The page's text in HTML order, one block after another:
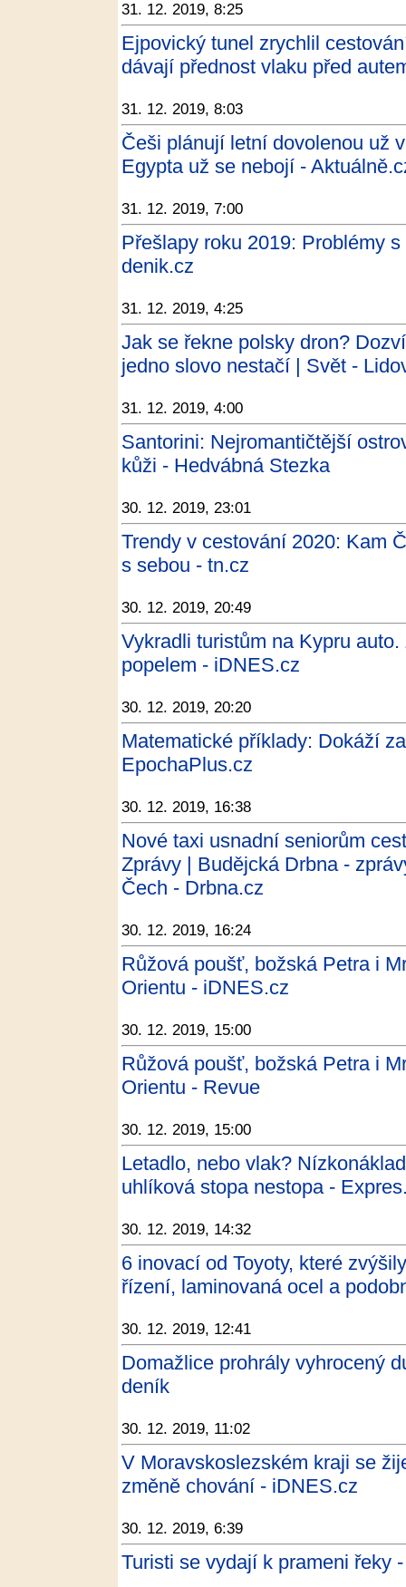
31. 12. 2019, 8:25
Ejpovický tunel zrychlil
dávají přednost vlaku před
31. 12. 2019, 8:03
Češi plánují letní dovolenou už
Egypta už se nebojí -
31. 12. 2019, 7:00
Přešlapy roku 2019: Problémy
denik.cz
31. 12. 2019, 4:25
Jak se řekne polsky dron?
jedno slovo nestačí | Svět -
31. 12. 2019, 4:00
Santorini: Nejromantičtější
kůži - Hedvábná Stezka
30. 12. 2019, 23:01
Trendy v cestování 2020: Kam
s sebou - tn.cz
30. 12. 2019, 20:49
Vykradli turistům na Kypru
popelem - iDNES.cz
30. 12. 2019, 20:20
Matematické příklady: Dokáží
EpochaPlus.cz
30. 12. 2019, 16:38
Nové taxi usnadní seniorům
Zprávy | Budějcká Drbna -
Čech - Drbna.cz
30. 12. 2019, 16:24
Růžová poušť, božská Petra i
Orientu - iDNES.cz
30. 12. 2019, 15:00
Růžová poušť, božská Petra i
Orientu - Revue
30. 12. 2019, 15:00
Letadlo, nebo vlak?
uhlíková stopa nestopa -
30. 12. 2019, 14:32
6 inovací od Toyoty, které
řízení, laminovaná ocel a
30. 12. 2019, 12:41
Domažlice prohrály vyhrocený
deník
30. 12. 2019, 11:02
V Moravskoslezském kraji se
změně chování - iDNES.cz
30. 12. 2019, 6:39
Turisti se vydají k prameni řeky